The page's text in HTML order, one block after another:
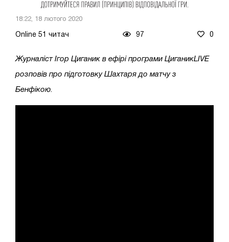
18:22, 18 лютого 2020
Online 51 читач 97 0
Журналіст Ігор Циганик в ефірі програми ЦиганикLIVE
розповів про підготовку Шахтаря до матчу з
Бенфікою